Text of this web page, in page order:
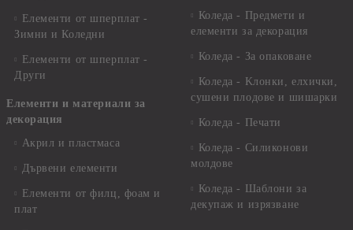
Елементи от шперплат -
Зимни и Коледни
Елементи от шперплат -
Други
Елементи и материали за
декорация
Акрил и пластмаса
Дървени елементи
Елементи от филц, фоам и
плат
Коледа - Предмети и
елементи за декорация
Коледа - За опаковане
Коледа - Kлонки, елхички,
сушени плодове и шишарки
Коледа - Печати
Коледа - Силиконови
молдове
Коледа - Шаблони за
декупаж и изрязване